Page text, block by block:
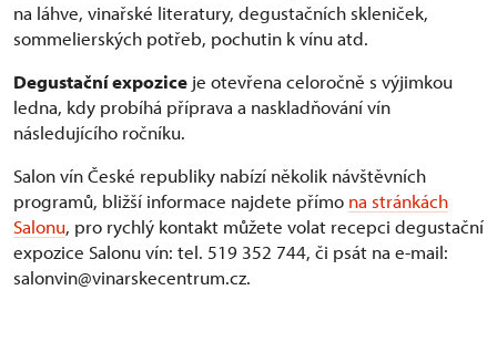
na láhve, vinařské literatury, degustačních skleniček,
sommelierských potřeb, pochutin k vínu atd.
Degustační expozice je otevřena celoročně s výjimkou
ledna, kdy probíhá příprava a naskladňování vín
následujícího ročníku.
Salon vín České republiky nabízí několik návštěvních
programů, bližší informace najdete přímo na stránkách
Salonu, pro rychlý kontakt můžete volat recepci degustační
expozice Salonu vín: tel. 519 352 744, či psát na e-mail:
salonvin@vinarskecentrum.cz.